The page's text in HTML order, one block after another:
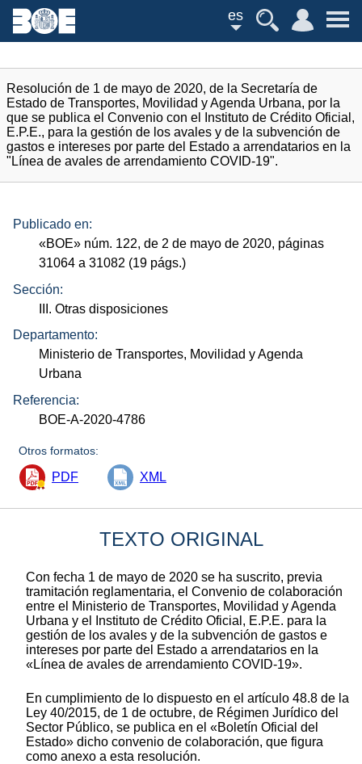
es
Resolución de 1 de mayo de 2020, de la Secretaría de
Estado de Transportes, Movilidad y Agenda Urbana, por la
que se publica el Convenio con el Instituto de Crédito Oficial,
E.P.E., para la gestión de los avales y de la subvención de
gastos e intereses por parte del Estado a arrendatarios en la
"Línea de avales de arrendamiento COVID-19".
Publicado en:
«BOE» núm. 122, de 2 de mayo de 2020, páginas
31064 a 31082 (19 págs.)
Sección:
III. Otras disposiciones
Departamento:
Ministerio de Transportes, Movilidad y Agenda
Urbana
Referencia:
BOE-A-2020-4786
Otros formatos:
PDF XML
TEXTO ORIGINAL
Con fecha 1 de mayo de 2020 se ha suscrito, previa
tramitación reglamentaria, el Convenio de colaboración
entre el Ministerio de Transportes, Movilidad y Agenda
Urbana y el Instituto de Crédito Oficial, E.P.E. para la
gestión de los avales y de la subvención de gastos e
intereses por parte del Estado a arrendatarios en la
«Línea de avales de arrendamiento COVID-19».
En cumplimiento de lo dispuesto en el artículo 48.8 de la
Ley 40/2015, de 1 de octubre, de Régimen Jurídico del
Sector Público, se publica en el «Boletín Oficial del
Estado» dicho convenio de colaboración, que figura
como anexo a esta resolución.